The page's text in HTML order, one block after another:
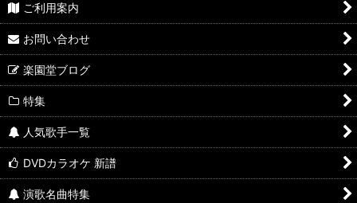
ご利用案内
お問い合わせ
楽園堂ブログ
特集
人気歌手一覧
DVDカラオケ 新譜
演歌名曲特集